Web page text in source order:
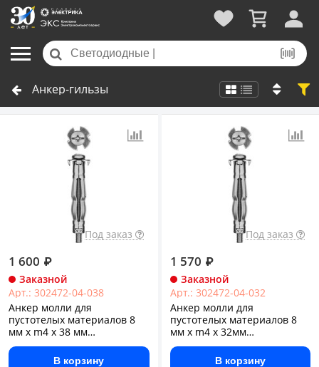
Анкер-гильзы
Под заказ
1 600 ₽
Заказной
Арт.: 302472-04-038
Анкер молли для
пустотелых материалов 8
мм x m4 x 38 мм
оцинкованный
В корзину
Под заказ
1 570 ₽
Заказной
Арт.: 302472-04-032
Анкер молли для
пустотелых материалов 8
мм x m4 x 32мм
оцинкованный
В корзину